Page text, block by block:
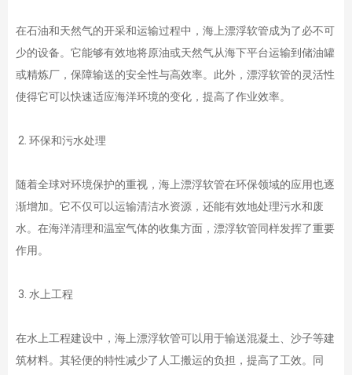
在石油和天然气的开采和运输过程中，海上漂浮软管成为了必不可
少的设备。它能够有效地将原油或天然气从海下平台运输到储油罐
或精炼厂，保障输送的安全性与高效率。此外，漂浮软管的灵活性
使得它可以快速适应海洋环境的变化，提高了作业效率。
2. 环保和污水处理
随着全球对环境保护的重视，海上漂浮软管在环保领域的应用也逐
渐增加。它不仅可以运输清洁水资源，还能有效地处理污水和废
水。在海洋清理和温室气体的收集方面，漂浮软管同样发挥了重要
作用。
3. 水上工程
在水上工程建设中，海上漂浮软管可以用于输送混凝土、沙子等建
筑材料。其轻便的特性减少了人工搬运的负担，提高了工效。同